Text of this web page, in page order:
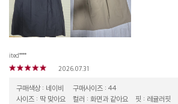
ited****
2026.07.31
구매색상 : 네이비
구매사이즈 : 44
사이즈 : 딱 맞아요
컬러 : 화면과 같아요 핏 : 레귤러핏